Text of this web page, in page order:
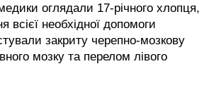
оглядали 17-річного хлопця,
всієї необхідної допомоги
закриту черепно-мозкову
мозку та перелом лівого